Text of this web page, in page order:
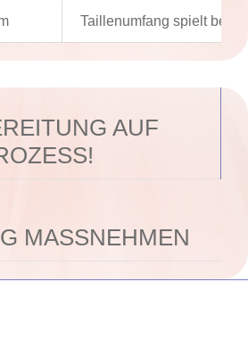
Taillenumfang spielt bei
AUF
MASSNEHMEN